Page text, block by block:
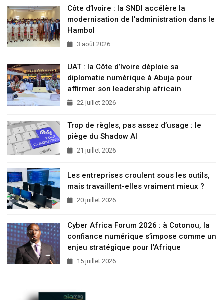
Côte d’Ivoire : la SNDI accélère la
modernisation de l’administration dans le
Hambol
3 août 2026
UAT : la Côte d’Ivoire déploie sa
diplomatie numérique à Abuja pour
affirmer son leadership africain
22 juillet 2026
Trop de règles, pas assez d’usage : le
piège du Shadow AI
21 juillet 2026
Les entreprises croulent sous les outils,
mais travaillent-elles vraiment mieux ?
20 juillet 2026
Cyber Africa Forum 2026 : à Cotonou, la
confiance numérique s’impose comme un
enjeu stratégique pour l’Afrique
15 juillet 2026